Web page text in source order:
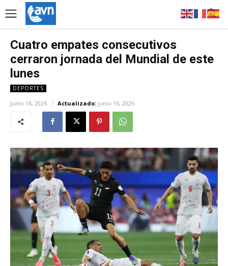
Cuatro empates consecutivos
cerraron jornada del Mundial de este
lunes
DEPORTES
junio 16, 2026 Actualizado: junio 16, 2026